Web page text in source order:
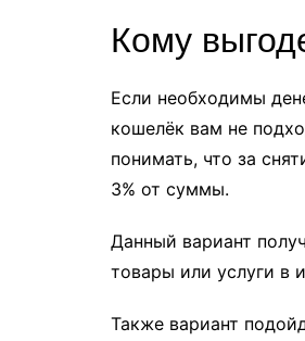
Кому
Если необходимы
кошелёк вам не
понимать, что за
3% от суммы.
Данный вариант
товары или услуги в
Также вариант